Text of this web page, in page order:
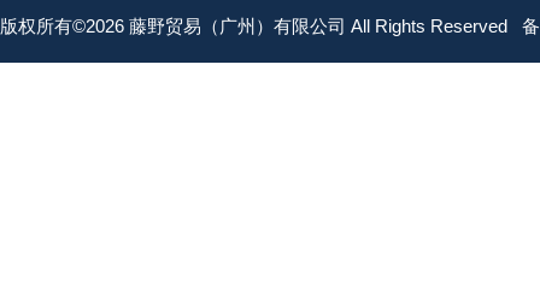
版权所有©2026 藤野贸易（广州）有限公司 All Rights Reserved